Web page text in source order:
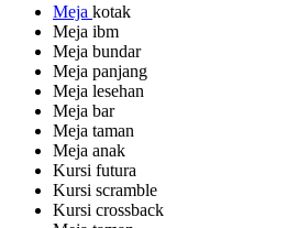
Meja kotak
Meja ibm
Meja bundar
Meja panjang
Meja lesehan
Meja bar
Meja taman
Meja anak
Kursi futura
Kursi scramble
Kursi crossback